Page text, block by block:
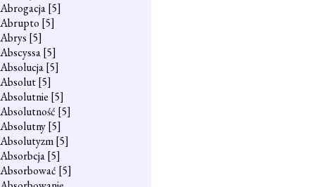
Abrogacja[5]
Abrupto [5]
Abrys [5]
Abscyssa[5]
Absolucja[5]
Absolut[5]
Absolutnie [5]
Absolutność [5]
Absolutny[5]
Absolutyzm[5]
Absorbcja[5]
Absorbować [5]